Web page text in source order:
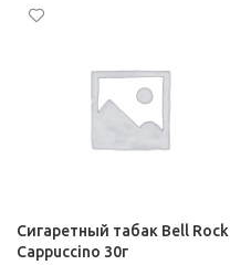
Сигаретный табак Bell Rock
Cappuccino 30г